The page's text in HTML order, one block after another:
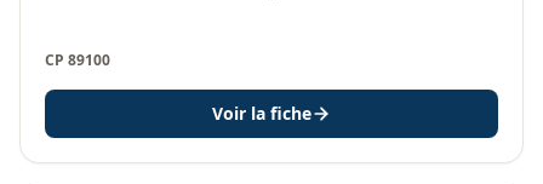
CP 89100
Voir la fiche